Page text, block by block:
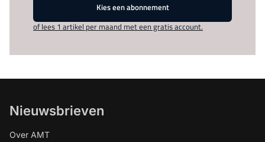
Kies een abonnement
of lees 1 artikel per maand met een gratis account.
Nieuwsbrieven
Over AMT